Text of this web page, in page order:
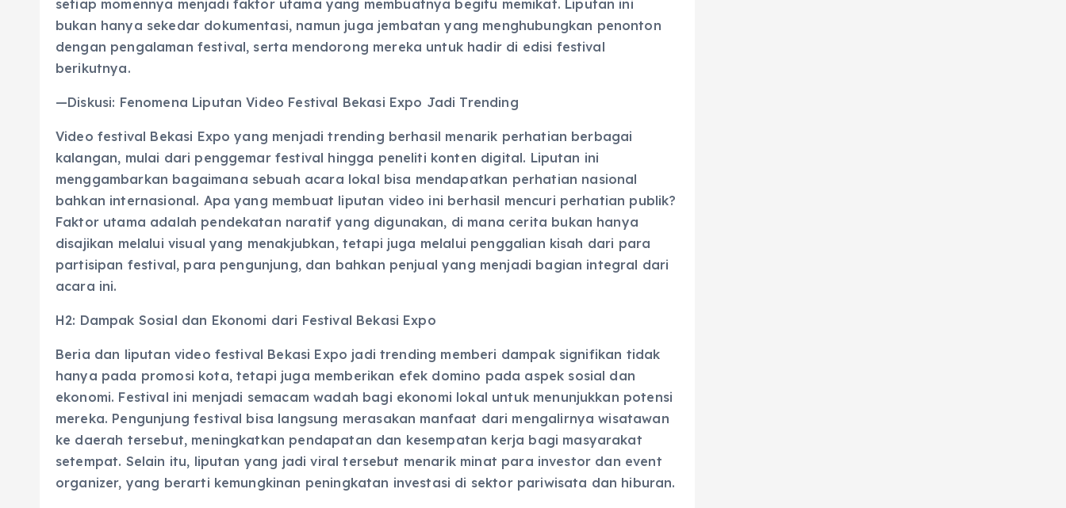
setiap momennya menjadi faktor utama yang membuatnya begitu memikat. Liputan ini
bukan hanya sekedar dokumentasi, namun juga jembatan yang menghubungkan penonton
dengan pengalaman festival, serta mendorong mereka untuk hadir di edisi festival
berikutnya.
—Diskusi: Fenomena Liputan Video Festival Bekasi Expo Jadi Trending
Video festival Bekasi Expo yang menjadi trending berhasil menarik perhatian berbagai
kalangan, mulai dari penggemar festival hingga peneliti konten digital. Liputan ini
menggambarkan bagaimana sebuah acara lokal bisa mendapatkan perhatian nasional
bahkan internasional. Apa yang membuat liputan video ini berhasil mencuri perhatian publik?
Faktor utama adalah pendekatan naratif yang digunakan, di mana cerita bukan hanya
disajikan melalui visual yang menakjubkan, tetapi juga melalui penggalian kisah dari para
partisipan festival, para pengunjung, dan bahkan penjual yang menjadi bagian integral dari
acara ini.
H2: Dampak Sosial dan Ekonomi dari Festival Bekasi Expo
Beria dan liputan video festival Bekasi Expo jadi trending memberi dampak signifikan tidak
hanya pada promosi kota, tetapi juga memberikan efek domino pada aspek sosial dan
ekonomi. Festival ini menjadi semacam wadah bagi ekonomi lokal untuk menunjukkan potensi
mereka. Pengunjung festival bisa langsung merasakan manfaat dari mengalirnya wisatawan
ke daerah tersebut, meningkatkan pendapatan dan kesempatan kerja bagi masyarakat
setempat. Selain itu, liputan yang jadi viral tersebut menarik minat para investor dan event
organizer, yang berarti kemungkinan peningkatan investasi di sektor pariwisata dan hiburan.